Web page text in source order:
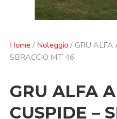
Home / Noleggio / GRU ALFA
SBRACCIO MT 46
GRU ALFA
CUSPIDE –